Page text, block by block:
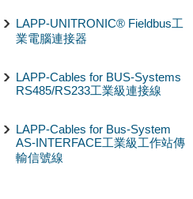
LAPP-UNITRONIC® Fieldbus工
業電腦連接器
LAPP-Cables for BUS-Systems
RS485/RS233工業級連接線
LAPP-Cables for Bus-System
AS-INTERFACE工業級工作站傳
輸信號線